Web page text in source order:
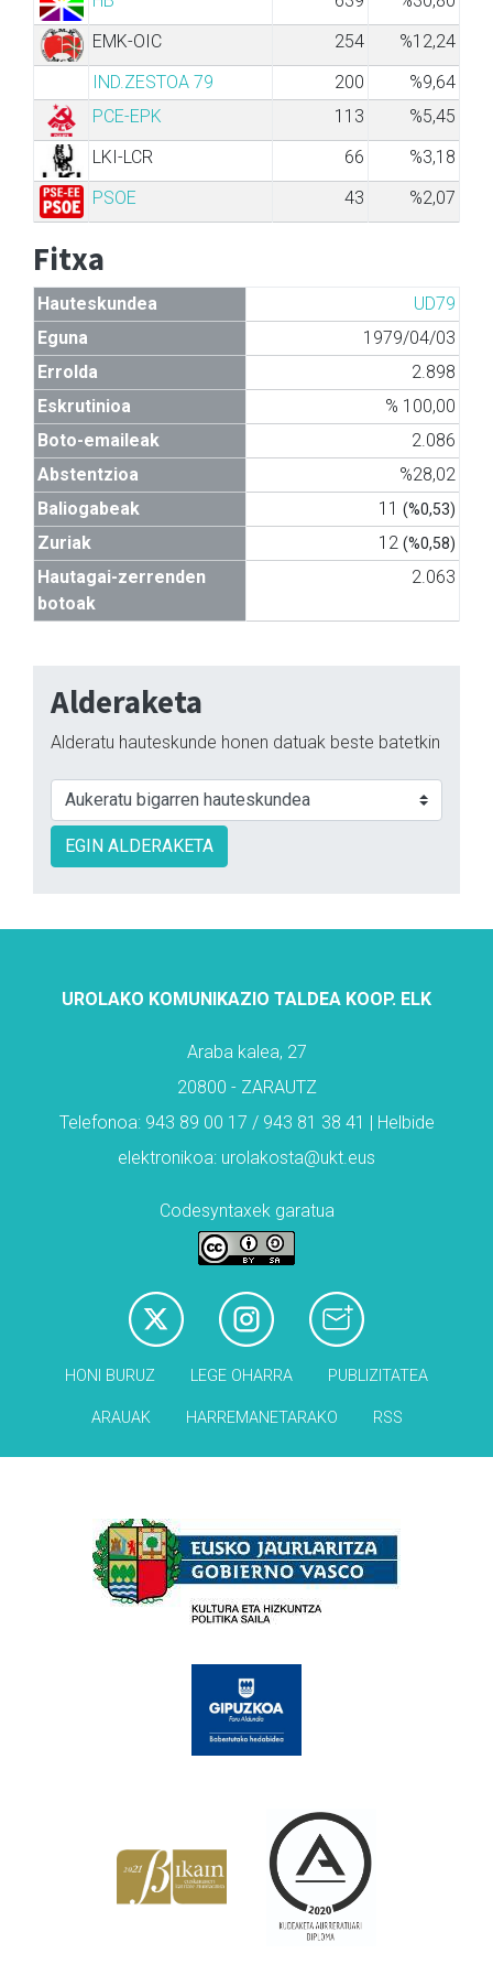
EMK-OIC
254
%12,24
IND.ZESTOA 79
200
%9,64
PCE-EPK
113
%5,45
LKI-LCR
66
%3,18
PSOE
43 %2,07
Fitxa
Hauteskundea
UD79
Eguna
1979/04/03
Errolda
2.898
Eskrutinioa
% 100,00
Boto-emaileak
2.086
Abstentzioa
%28,02
Baliogabeak
11 (%0,53)
Zuriak 12 (%0,58)
Hautagai-zerrenden
botoak
2.063
Alderaketa
Alderatu hauteskunde honen datuak beste batetkin
EGIN ALDERAKETA
UROLAKO KOMUNIKAZIO TALDEA KOOP. ELK
Araba kalea, 27
20800 - ZARAUTZ
Telefonoa: 943 89 00 17 / 943 81 38 41 | Helbide
elektronikoa: urolakosta@ukt.eus
Codesyntaxek garatua
HONI BURUZ LEGE OHARRA PUBLIZITATEA
ARAUAK HARREMANETARAKO RSS